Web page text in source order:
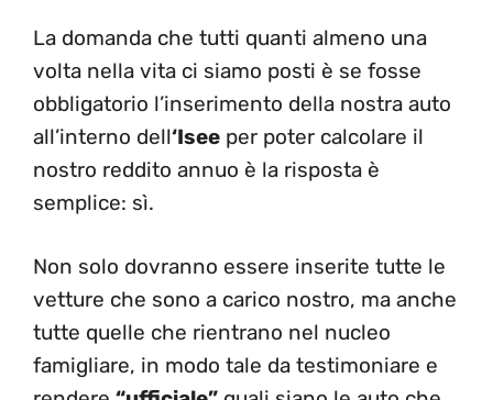
La domanda che tutti quanti almeno una
volta nella vita ci siamo posti è se fosse
obbligatorio l’inserimento della nostra auto
all’interno dell‘Isee per poter calcolare il
nostro reddito annuo è la risposta è
semplice: sì.
Non solo dovranno essere inserite tutte le
vetture che sono a carico nostro, ma anche
tutte quelle che rientrano nel nucleo
famigliare, in modo tale da testimoniare e